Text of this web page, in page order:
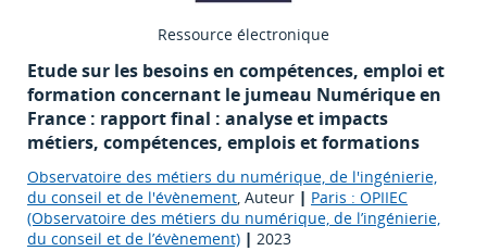
Ressource électronique
Etude sur les besoins en compétences, emploi et
formation concernant le jumeau Numérique en
France : rapport final : analyse et impacts
métiers, compétences, emplois et formations
Observatoire des métiers du numérique, de l'ingénierie,
du conseil et de l'évènement, Auteur | Paris : OPIIEC
(Observatoire des métiers du numérique, de l’ingénierie,
du conseil et de l’évènement) | 2023